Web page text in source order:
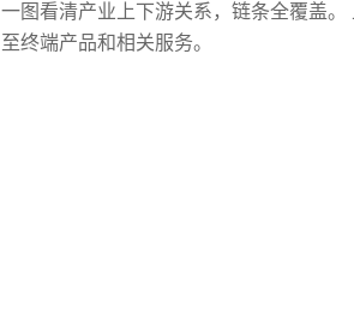
一图看清产业上下游关系，链条全覆盖
至终端产品和相关服务。